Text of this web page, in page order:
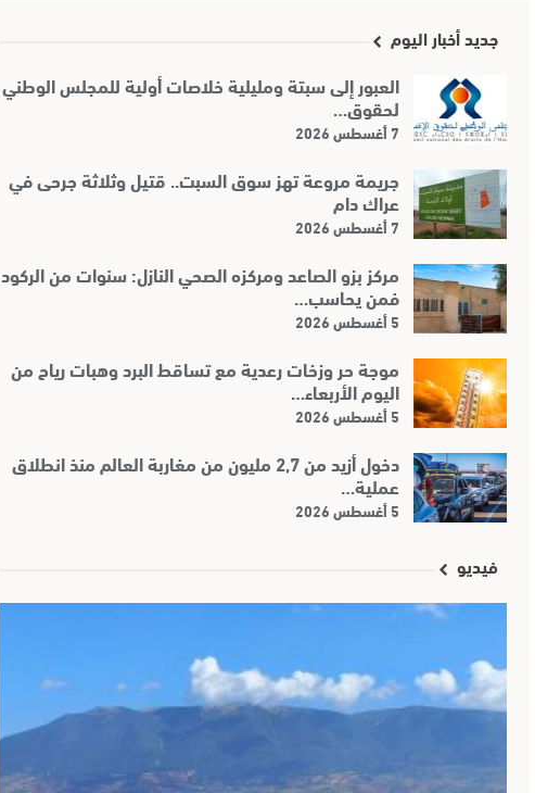
جديد أخبار اليوم
العبور إلى سبتة ومليلية خلاصات أولية للمجلس الوطني
لحقوق…
7 أغسطس 2026
جريمة مروعة تهز سوق السبت.. قتيل وثلاثة جرحى في
عراك دام
7 أغسطس 2026
مركز بزو الصاعد ومركزه الصحي النازل: سنوات من الركود
فمن يحاسب…
5 أغسطس 2026
موجة حر وزخات رعدية مع تساقط البرد وهبات رياح من
اليوم الأربعاء…
5 أغسطس 2026
دخول أزيد من 2,7 مليون من مغاربة العالم منذ انطلاق
عملية…
5 أغسطس 2026
فيديو